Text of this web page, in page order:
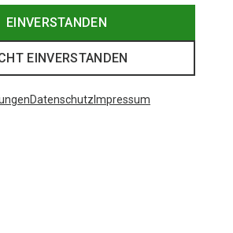
EINVERSTANDEN
EINVERSTANDEN
Datenschutz Impressum